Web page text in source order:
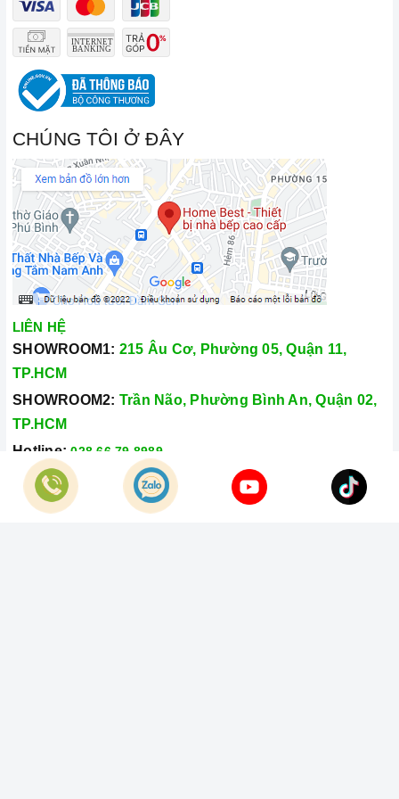
CHÚNG TÔI Ở ĐÂY
LIÊN HỆ
SHOWROOM1: 215 Âu Cơ, Phường 05, Quận 11,
TP.HCM
SHOWROOM2: Trần Não, Phường Bình An, Quận 02,
TP.HCM
Hotline: 028.66.79.8989
Khiếu nại: 0933.800.899